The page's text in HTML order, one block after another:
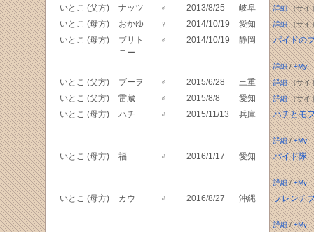
いとこ (父方) ナッツ ♂ 2013/8/25 岐阜 詳細（サイ
いとこ (母方) おかゆ ♀ 2014/10/19 愛知 詳細（サイ
いとこ (母方)
ブリト
ニー
♂ 2014/10/19 静岡 パイドの
詳細/+My
いとこ (父方) ブーヲ ♂ 2015/6/28 三重 詳細（サイ
いとこ (父方) 雷蔵 ♂ 2015/8/8 愛知 詳細（サイ
いとこ (母方) ハチ ♂ 2015/11/13 兵庫 ハチとモ
詳細/+My
いとこ (母方) 福 ♂ 2016/1/17 愛知 パイド隊
詳細/+My
いとこ (母方) カウ ♂ 2016/8/27 沖縄 フレンチ
詳細/+My